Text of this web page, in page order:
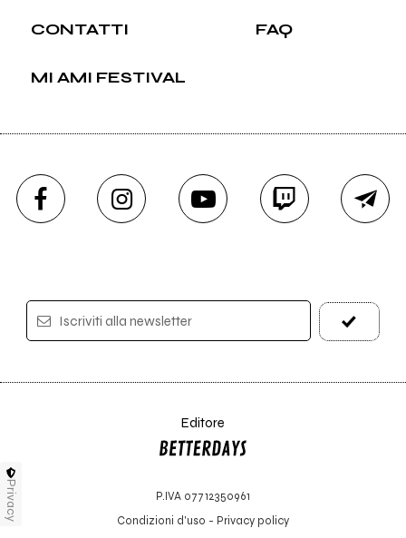
CONTATTI FAQ
MI AMI FESTIVAL
Iscriviti alla newsletter
Editore
P.IVA 07712350961
Condizioni d'uso - Privacy policy
Privacy